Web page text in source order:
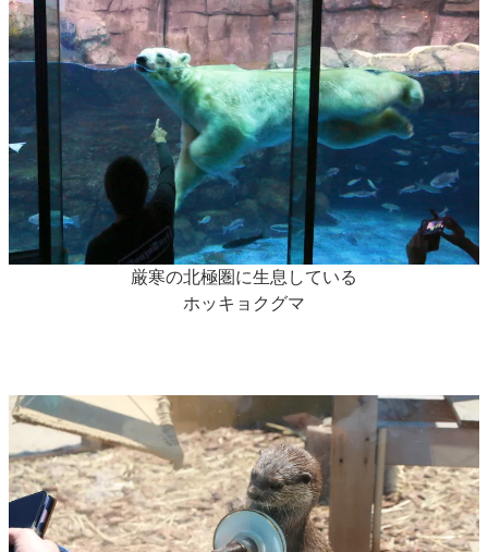
厳寒の北極圏に生息している
ホッキョクグマ